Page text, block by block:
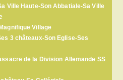
Ville Haute-Son Abbatiale-Sa Ville
Village
3 châteaux-Son Eglise-Ses
de la Division Allemande SS